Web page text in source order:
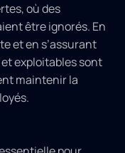
où des
être ignorés. En
et en s’assurant
exploitables sont
maintenir la